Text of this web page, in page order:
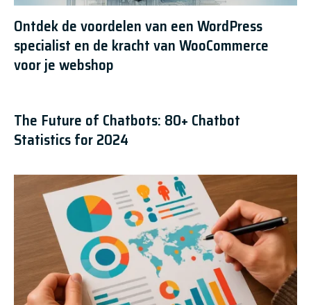
Ontdek de voordelen van een WordPress
specialist en de kracht van WooCommerce
voor je webshop
The Future of Chatbots: 80+ Chatbot
Statistics for 2024